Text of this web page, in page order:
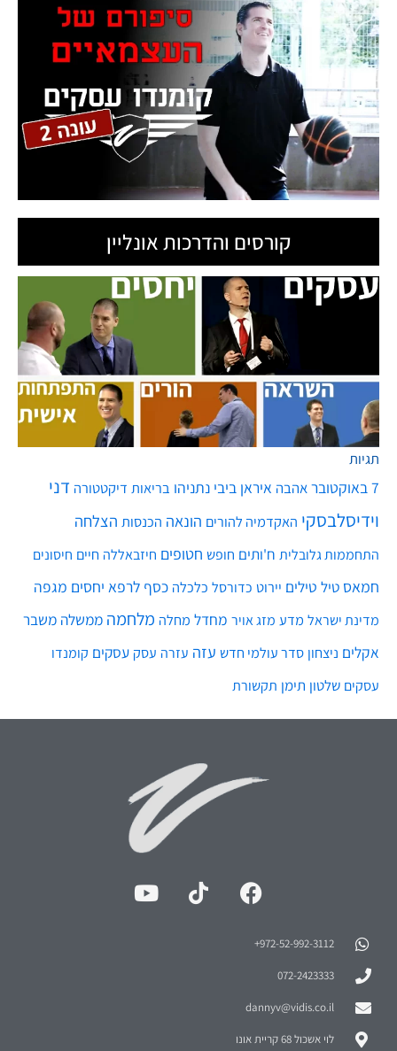
קורסים והדרכות אונליין
תגיות
7 באוקטובר אהבה איראן ביבי נתניהו בריאות דיקטטורה דני
וידיסלבסקי האקדמיה להורים הונאה הכנסות הצלחה
התחממות גלובלית ח'ותים חופש חטופים חיזבאללה חיים חיסונים
חמאס טיל טילים יירוט כדורסל כלכלה כסף לרפא יחסים מגפה
מדינת ישראל מדע מזג אויר מחדל מחלה מלחמה ממשלה משבר
אקלים ניצחון סדר עולמי חדש עזה עזרה עסק עסקים קומנדו
עסקים שלטון תימן תקשורת
972-52-992-3112⁩+
072-2423333
dannyv@vidis.co.il
לוי אשכול 68 קריית אונו